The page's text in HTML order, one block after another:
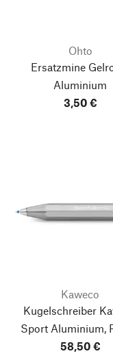
Ohto
Ersatzmine
Aluminium
3,50 €
Kaweco
Kugelschreiber
Sport Aluminium,
58,50 €